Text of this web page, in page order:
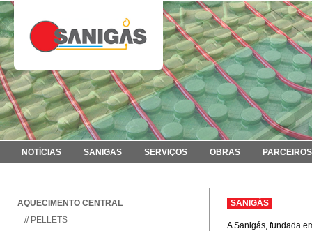
NOTÍCIAS SANIGAS SERVIÇOS OBRAS PARCEIROS
AQUECIMENTO CENTRAL
// PELLETS
SANIGÁS
A Sanigás, fundada